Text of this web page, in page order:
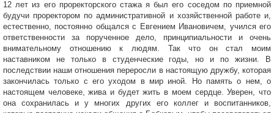
12 лет из его проректорского стажа я был его соседом по приемной
будучи проректором по административной и хозяйственной работе и,
естественно, постоянно общался с Евгением Ивановичем, учился его
ответственности за порученное дело, принципиальности и очень
внимательному отношению к людям. Так что он стал моим
наставником не только в студенческие годы, но и по жизни. В
последствии наши отношения переросли в настоящую дружбу, которая
закончилась только с его уходом в мир иной. Но память о нем, о
настоящем человеке, жива и будет жить в моем сердце. Уверен, что
она сохранилась и у многих других его коллег и воспитанников,